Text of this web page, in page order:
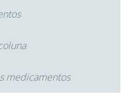
medicamentos